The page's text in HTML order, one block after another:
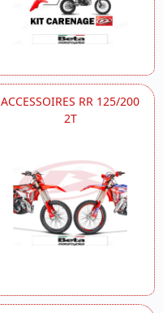
ACCESSOIRES RR 125/200
2T